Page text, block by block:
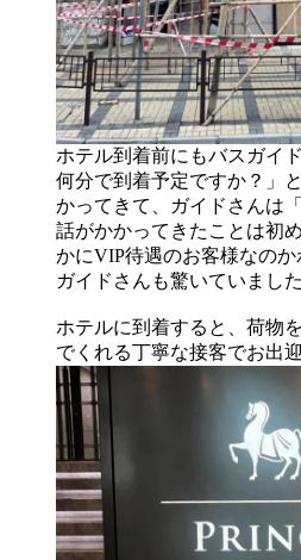
ホテル到着前にもバスガイ
何分で到着予定ですか？」
かってきて、ガイドさんは
話がかかってきたことは初
かにVIP待遇のお客様なの
ガイドさんも驚いていました
ホテルに到着すると、荷物
でくれる丁寧な接客でお出迎